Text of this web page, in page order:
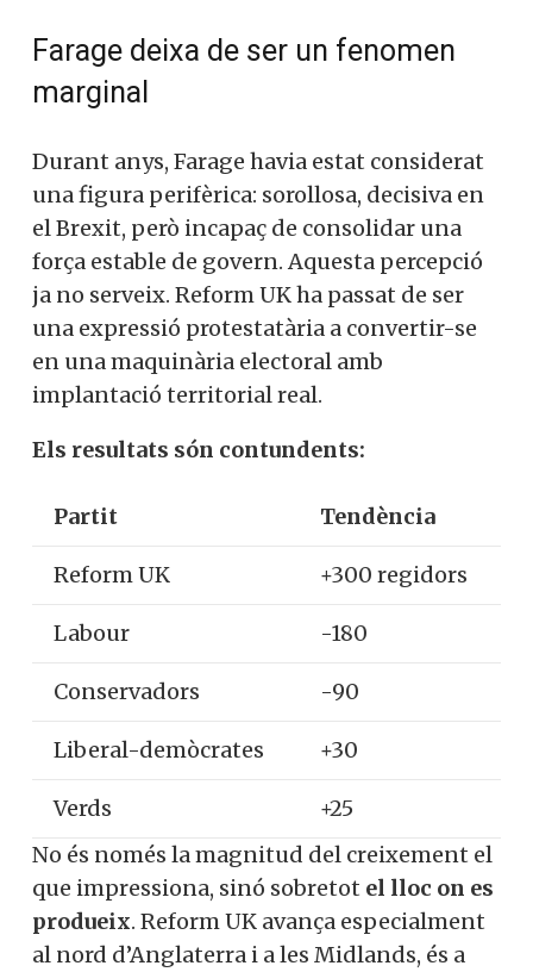
Farage deixa de ser un fenomen
marginal
Durant anys, Farage havia estat considerat
una figura perifèrica: sorollosa, decisiva en
el Brexit, però incapaç de consolidar una
força estable de govern. Aquesta percepció
ja no serveix. Reform UK ha passat de ser
una expressió protestatària a convertir-se
en una maquinària electoral amb
implantació territorial real.
Els resultats són contundents:
Partit Tendència
Reform UK +300 regidors
Labour -180
Conservadors -90
Liberal-demòcrates +30
Verds
+25
No és només la magnitud del creixement el
que impressiona, sinó sobretot el lloc on es
produeix. Reform UK avança especialment
al nord d’Anglaterra i a les Midlands, és a